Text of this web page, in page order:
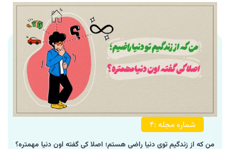
شماره مجله :4
من که از زندگیم توی دنیا راضی هستم؛ اصلا کی گفته اون دنیا مهمتره؟